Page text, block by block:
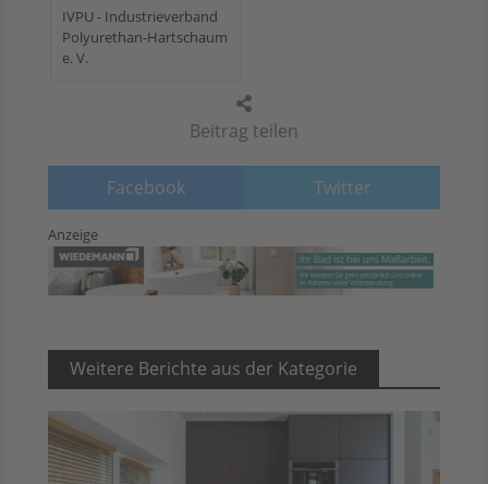
Beitrag teilen
Facebook Twitter
IVPU - Industrieverband
Polyurethan-Hartschaum
e. V.
Anzeige
Weitere Berichte aus der Kategorie